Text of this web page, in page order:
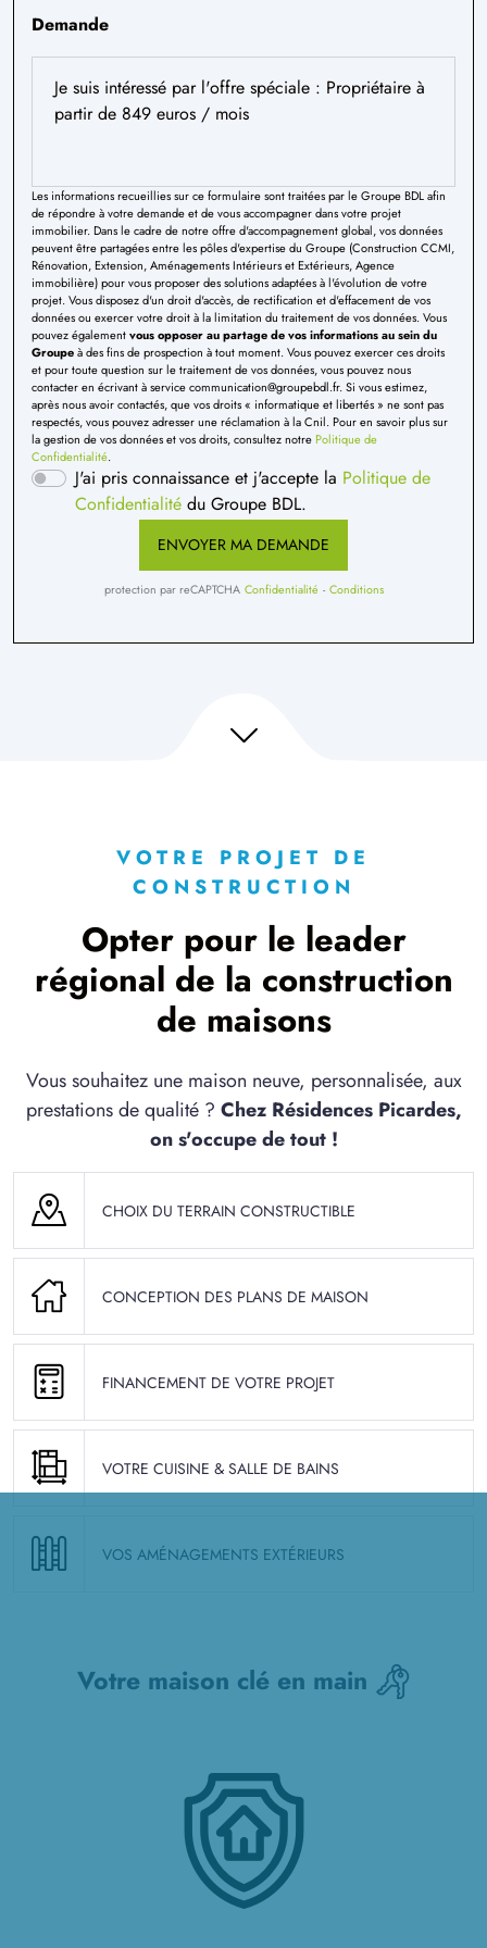
Demande
Les informations recueillies sur ce formulaire sont traitées par le Groupe BDL afin
de répondre à votre demande et de vous accompagner dans votre projet
immobilier. Dans le cadre de notre offre d'accompagnement global, vos données
peuvent être partagées entre les pôles d'expertise du Groupe (Construction CCMI,
Rénovation, Extension, Aménagements Intérieurs et Extérieurs, Agence
immobilière) pour vous proposer des solutions adaptées à l'évolution de votre
projet. Vous disposez d'un droit d'accès, de rectification et d'effacement de vos
données ou exercer votre droit à la limitation du traitement de vos données. Vous
pouvez égalementvous opposer au partage de vos informations au sein du
Groupeà des fins de prospection à tout moment. Vous pouvez exercer ces droits
et pour toute question sur le traitement de vos données, vous pouvez nous
contacter en écrivant à service communication@groupebdl.fr. Si vous estimez,
après nous avoir contactés, que vos droits « informatique et libertés » ne sont pas
respectés, vous pouvez adresser une réclamation à la Cnil. Pour en savoir plus sur
la gestion de vos données et vos droits, consultez notrePolitique de
Confidentialité.
J'ai pris connaissance et j'accepte la Politique de
Confidentialité du Groupe BDL.
ENVOYER MA DEMANDE
protection par reCAPTCHA Confidentialité - Conditions
VOTRE PROJET DE
CONSTRUCTION
Opter pour le leader
régional de la construction
de maisons
Vous souhaitez une maison neuve, personnalisée, aux
prestations de qualité ? Chez Résidences Picardes,
on s'occupe de tout !
CHOIX DU TERRAIN CONSTRUCTIBLE
CONCEPTION DES PLANS DE MAISON
FINANCEMENT DE VOTRE PROJET
VOTRE CUISINE & SALLE DE BAINS
VOS AMÉNAGEMENTS EXTÉRIEURS
Votre maison clé en main